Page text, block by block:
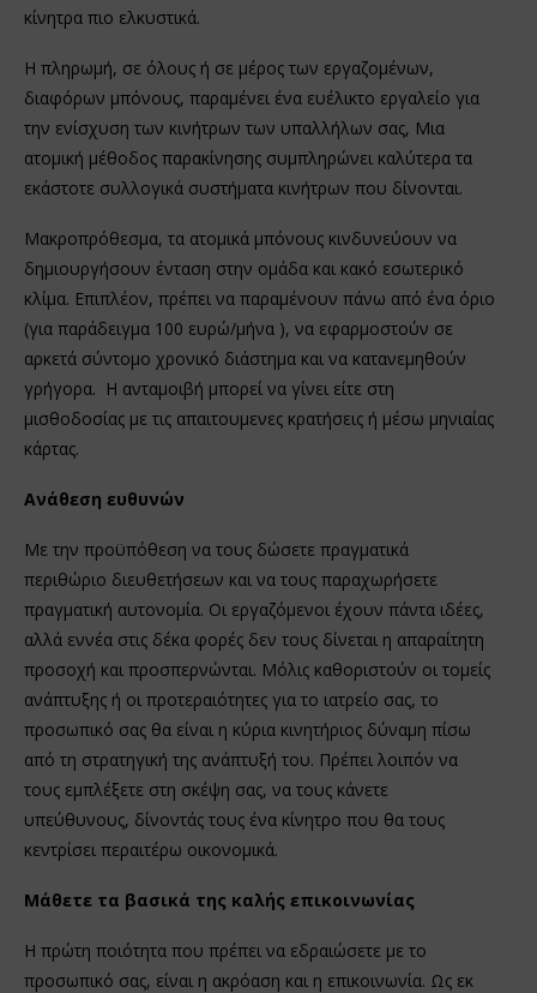
κίνητρα πιο ελκυστικά.
Η πληρωμή, σε όλους ή σε μέρος των εργαζομένων,
διαφόρων μπόνους, παραμένει ένα ευέλικτο εργαλείο για
την ενίσχυση των κινήτρων των υπαλλήλων σας, Μια
ατομική μέθοδος παρακίνησης συμπληρώνει καλύτερα τα
εκάστοτε συλλογικά συστήματα κινήτρων που δίνονται.
Μακροπρόθεσμα, τα ατομικά μπόνους κινδυνεύουν να
δημιουργήσουν ένταση στην ομάδα και κακό εσωτερικό
κλίμα. Επιπλέον, πρέπει να παραμένουν πάνω από ένα όριο
(για παράδειγμα 100 ευρώ/μήνα ), να εφαρμοστούν σε
αρκετά σύντομο χρονικό διάστημα και να κατανεμηθούν
γρήγορα. Η ανταμοιβή μπορεί να γίνει είτε στη
μισθοδοσίας με τις απαιτουμενες κρατήσεις ή μέσω μηνιαίας
κάρτας.
Ανάθεση ευθυνών
Με την προϋπόθεση να τους δώσετε πραγματικά
περιθώριο διευθετήσεων και να τους παραχωρήσετε
πραγματική αυτονομία. Οι εργαζόμενοι έχουν πάντα ιδέες,
αλλά εννέα στις δέκα φορές δεν τους δίνεται η απαραίτητη
προσοχή και προσπερνώνται. Μόλις καθοριστούν οι τομείς
ανάπτυξης ή οι προτεραιότητες για το ιατρείο σας, το
προσωπικό σας θα είναι η κύρια κινητήριος δύναμη πίσω
από τη στρατηγική της ανάπτυξή του. Πρέπει λοιπόν να
τους εμπλέξετε στη σκέψη σας, να τους κάνετε
υπεύθυνους, δίνοντάς τους ένα κίνητρο που θα τους
κεντρίσει περαιτέρω οικονομικά.
Μάθετε τα βασικά της καλής επικοινωνίας
Η πρώτη ποιότητα που πρέπει να εδραιώσετε με το
προσωπικό σας, είναι η ακρόαση και η επικοινωνία. Ως εκ